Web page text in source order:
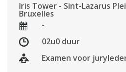
Iris Tower - Sint-Lazarus
Bruxelles
-
02u0 duur
Examen voor